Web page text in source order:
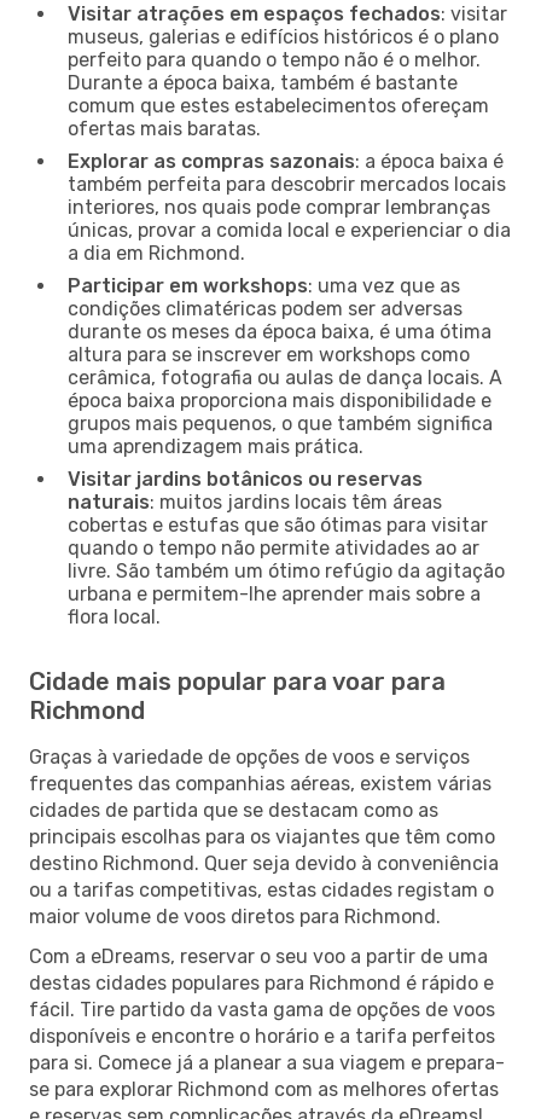
Visitar atrações em espaços fechados: visitar
museus, galerias e edifícios históricos é o plano
perfeito para quando o tempo não é o melhor.
Durante a época baixa, também é bastante
comum que estes estabelecimentos ofereçam
ofertas mais baratas.
Explorar as compras sazonais: a época baixa é
também perfeita para descobrir mercados locais
interiores, nos quais pode comprar lembranças
únicas, provar a comida local e experienciar o dia
a dia em Richmond.
Participar em workshops: uma vez que as
condições climatéricas podem ser adversas
durante os meses da época baixa, é uma ótima
altura para se inscrever em workshops como
cerâmica, fotografia ou aulas de dança locais. A
época baixa proporciona mais disponibilidade e
grupos mais pequenos, o que também significa
uma aprendizagem mais prática.
Visitar jardins botânicos ou reservas
naturais: muitos jardins locais têm áreas
cobertas e estufas que são ótimas para visitar
quando o tempo não permite atividades ao ar
livre. São também um ótimo refúgio da agitação
urbana e permitem-lhe aprender mais sobre a
flora local.
Cidade mais popular para voar para
Richmond
Graças à variedade de opções de voos e serviços
frequentes das companhias aéreas, existem várias
cidades de partida que se destacam como as
principais escolhas para os viajantes que têm como
destino Richmond. Quer seja devido à conveniência
ou a tarifas competitivas, estas cidades registam o
maior volume de voos diretos para Richmond.
Com a eDreams, reservar o seu voo a partir de uma
destas cidades populares para Richmond é rápido e
fácil. Tire partido da vasta gama de opções de voos
disponíveis e encontre o horário e a tarifa perfeitos
para si. Comece já a planear a sua viagem e prepara-
se para explorar Richmond com as melhores ofertas